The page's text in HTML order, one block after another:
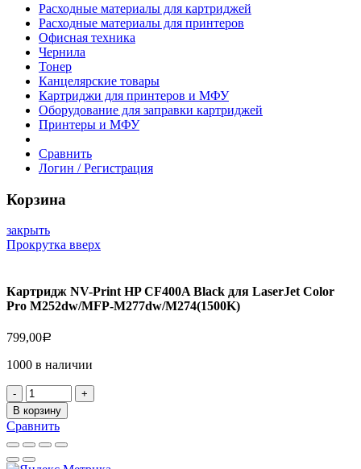
Расходные материалы для картриджей
Расходные материалы для принтеров
Офисная техника
Чернила
Тонер
Канцелярские товары
Картриджи для принтеров и МФУ
Оборудование для заправки картриджей
Принтеры и МФУ
Сравнить
Логин / Регистрация
Корзина
закрыть
Прокрутка вверх
Картридж NV-Print HP CF400A Black для LaserJet Color
Pro M252dw/MFP-M277dw/M274(1500K)
799,00Р
1000 в наличии
Количество
товара
Картридж
NV-
Print
HP
В корзину
Сравнить